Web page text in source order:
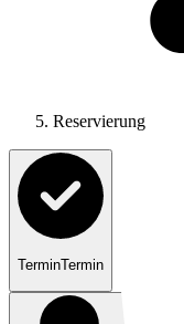
Reservierung
TerminTermin